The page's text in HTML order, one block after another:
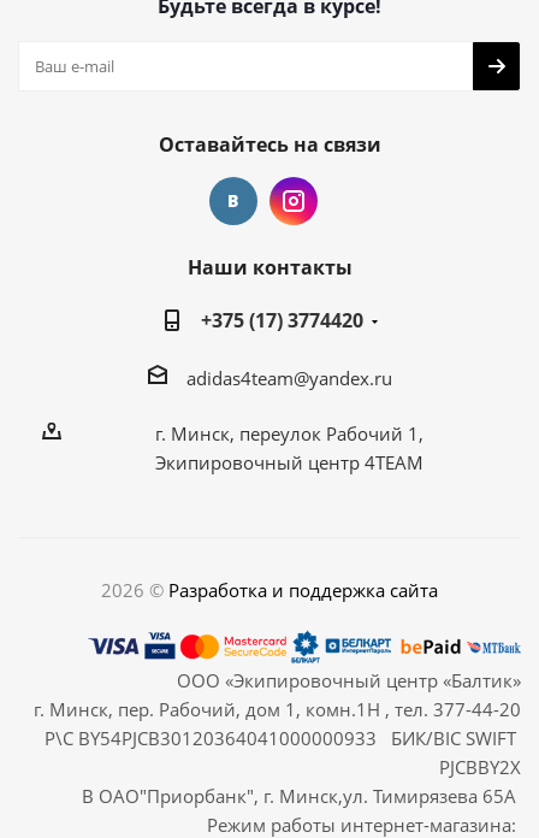
Будьте всегда в курсе!
Оставайтесь на связи
Наши контакты
+375 (17) 3774420
adidas4team@yandex.ru
г. Минск, переулок Рабочий 1,
Экипировочный центр 4TEAM
2026 © Разработка и поддержка сайта
ООО «Экипировочный центр «Балтик»
г. Минск, пер. Рабочий, дом 1, комн.1Н , тел. 377-44-20
Р\С BY54PJCB30120364041000000933 БИК/BIC SWIFT
PJCBBY2X
В ОАО"Приорбанк", г. Минск,ул. Тимирязева 65А
Режим работы интернет-магазина: